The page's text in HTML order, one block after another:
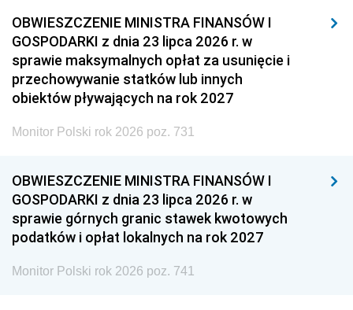
OBWIESZCZENIE MINISTRA FINANSÓW I
GOSPODARKI z dnia 23 lipca 2026 r. w
sprawie maksymalnych opłat za usunięcie i
przechowywanie statków lub innych
obiektów pływających na rok 2027
Monitor Polski rok 2026 poz. 731
OBWIESZCZENIE MINISTRA FINANSÓW I
GOSPODARKI z dnia 23 lipca 2026 r. w
sprawie górnych granic stawek kwotowych
podatków i opłat lokalnych na rok 2027
Monitor Polski rok 2026 poz. 741